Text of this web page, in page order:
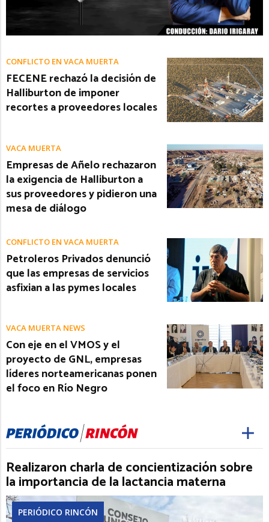
CONFLICTO EN VACA MUERTA
FECENE rechazó la decisión de
Halliburton de imponer
recortes a proveedores locales
VACA MUERTA
Empresas de Añelo rechazaron
la exigencia de Halliburton a
sus proveedores y pidieron una
mesa de diálogo
CONFLICTO EN VACA MUERTA
Petroleros Privados denunció
que las empresas de servicios
asfixian a las pymes locales
VACA MUERTA NEWS
Con eje en el VMOS y el
proyecto de GNL, empresas
líderes norteamericanas ponen
el foco en Río Negro
Realizaron charla de concientización sobre
la importancia de la lactancia materna
PERIÓDICO RINCÓN